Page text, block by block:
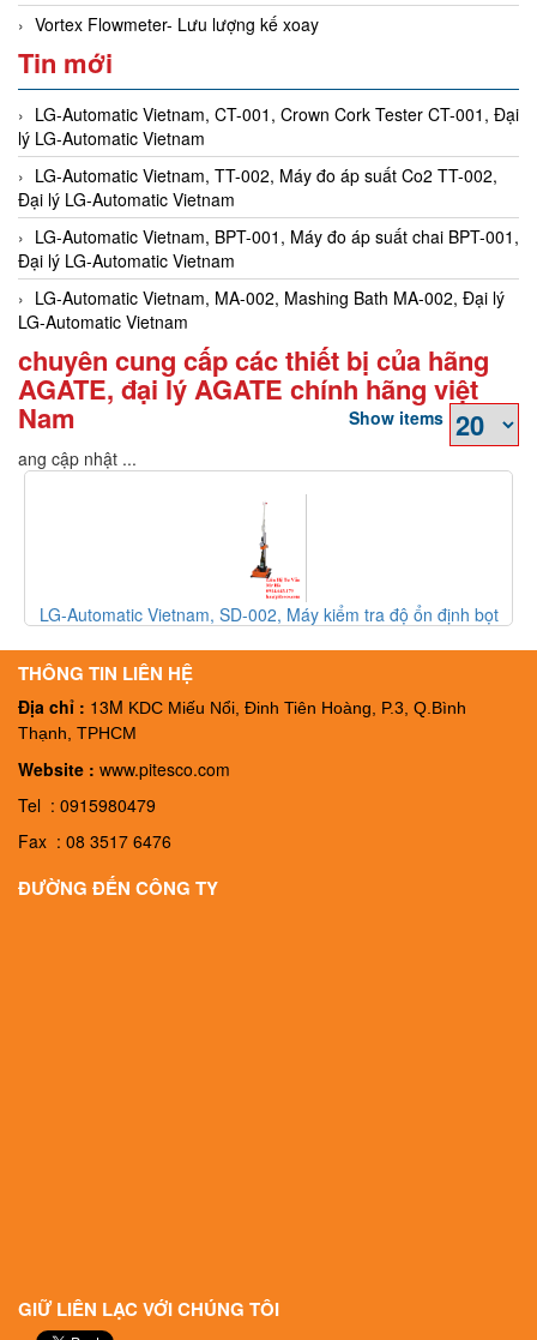
Vortex Flowmeter- Lưu lượng kế xoay
Tin mới
LG-Automatic Vietnam, CT-001, Crown Cork Tester CT-001, Đại
lý LG-Automatic Vietnam
LG-Automatic Vietnam, TT-002, Máy đo áp suất Co2 TT-002,
Đại lý LG-Automatic Vietnam
LG-Automatic Vietnam, BPT-001, Máy đo áp suất chai BPT-001,
Đại lý LG-Automatic Vietnam
LG-Automatic Vietnam, MA-002, Mashing Bath MA-002, Đại lý
LG-Automatic Vietnam
chuyên cung cấp các thiết bị của hãng
AGATE, đại lý AGATE chính hãng việt
Nam
Show items
Đang cập nhật ...
tra độ ổn định bọt
LG-Automatic Vietnam, FT-003, Thiết bị
THÔNG TIN LIÊN HỆ
Địa chỉ : 13M KDC Miếu Nổi, Đinh Tiên Hoàng, P.3, Q.Bình
Thạnh, TPHCM
Website : www.pitesco.com
Tel : 0915980479
Fax : 08 3517 6476
ĐƯỜNG ĐẾN CÔNG TY
GIỮ LIÊN LẠC VỚI CHÚNG TÔI